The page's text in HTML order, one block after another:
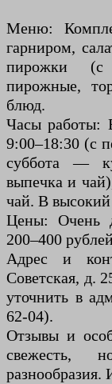
Меню:
гарниром,
пирожки (с
пирожные,
блюд.
Часы работы:
9:00–18:30 (с
суббота —
выпечка и
чай. В высокий
Цены: Очень
200–400
Адрес и
Советская, д.
уточнить в
62-04).
Отзывы и
свежесть,
разнообразия.